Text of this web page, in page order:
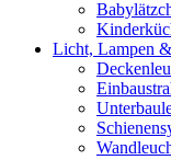
Licht, Lampen